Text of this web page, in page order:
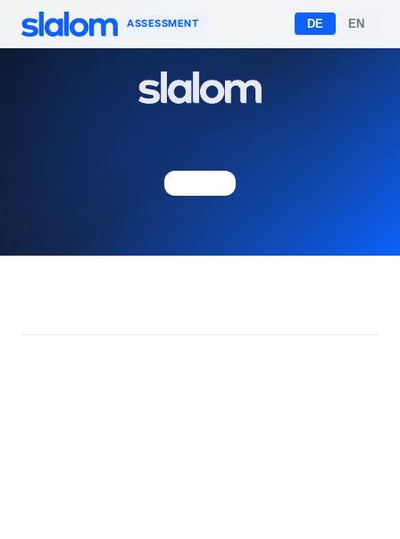
ASSESSMENT DE EN